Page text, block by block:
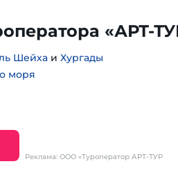
«АРТ-
Шейха и Хургады
моря
Реклама: ООО «Туроператор АРТ-ТУР